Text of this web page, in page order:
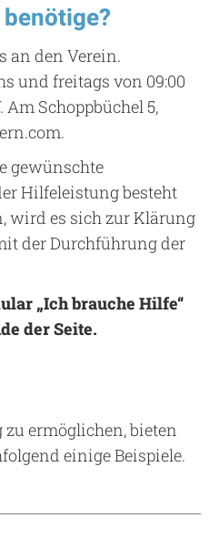
an den Verein.
und freitags von 09:00
Schoppbüchel 5,
gewünschte
Hilfeleistung besteht
wird es sich zur Klärung
der Durchführung der
„Ich brauche Hilfe“
der Seite.
ermöglichen, bieten
einige Beispiele.